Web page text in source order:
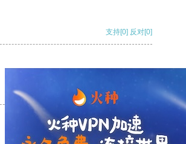
支持[0] 反对[0]
支持